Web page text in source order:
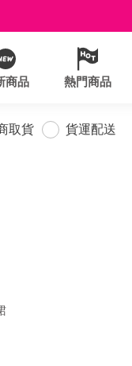
商品 熱門商品
取貨 貨運配送